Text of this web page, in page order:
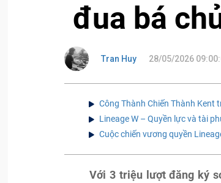
đua bá
Tran Huy 28/05/2026
Công Thành Chiến Thành Kent
Lineage W – Quyền lực và tài
Cuộc chiến vương quyền
Với 3 triệu lượt đăng ký